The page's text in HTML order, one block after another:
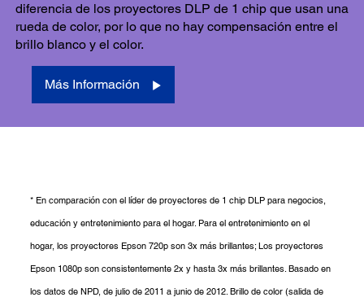
diferencia de los proyectores DLP de 1 chip que usan una
rueda de color, por lo que no hay compensación entre el
brillo blanco y el color.
Más Información
* En comparación con el líder de proyectores de 1 chip DLP para negocios,
educación y entretenimiento para el hogar. Para el entretenimiento en el
hogar, los proyectores Epson 720p son 3x más brillantes; Los proyectores
Epson 1080p son consistentemente 2x y hasta 3x más brillantes. Basado en
los datos de NPD, de julio de 2011 a junio de 2012. Brillo de color (salida de